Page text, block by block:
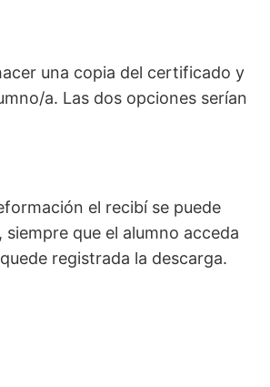
una copia del certificado y
a. Las dos opciones serían
el recibí se puede
que el alumno acceda
registrada la descarga.